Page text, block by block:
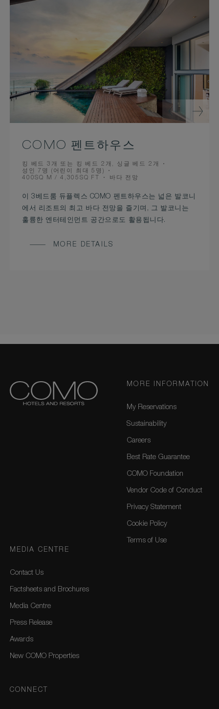
COMO 펜트하우스
BEDS
킹 베드 3개 또는 킹 베드 2개, 싱글 베드 2개
OCCUPANCY
성인 7명 (어린이 최대 5명)
ROOM
400SQ M / 4,305SQ FT VIEW
바다 전망
이 3베드룸 듀플렉스 COMO 펜트하우스는 넓은 발코니
에서 리조트의 최고 바다 전망을 즐기며, 그 발코니는
훌륭한 엔터테인먼트 공간으로도 활용됩니다.
MORE DETAILS
MORE INFORMATION
My Reservations
Sustainability
Careers
Best Rate Guarantee
COMO Foundation
Vendor Code of Conduct
Privacy Statement
Cookie Policy
Terms of Use
MEDIA CENTRE
Contact Us
Factsheets and Brochures
Media Centre
Press Release
Awards
New COMO Properties
CONNECT